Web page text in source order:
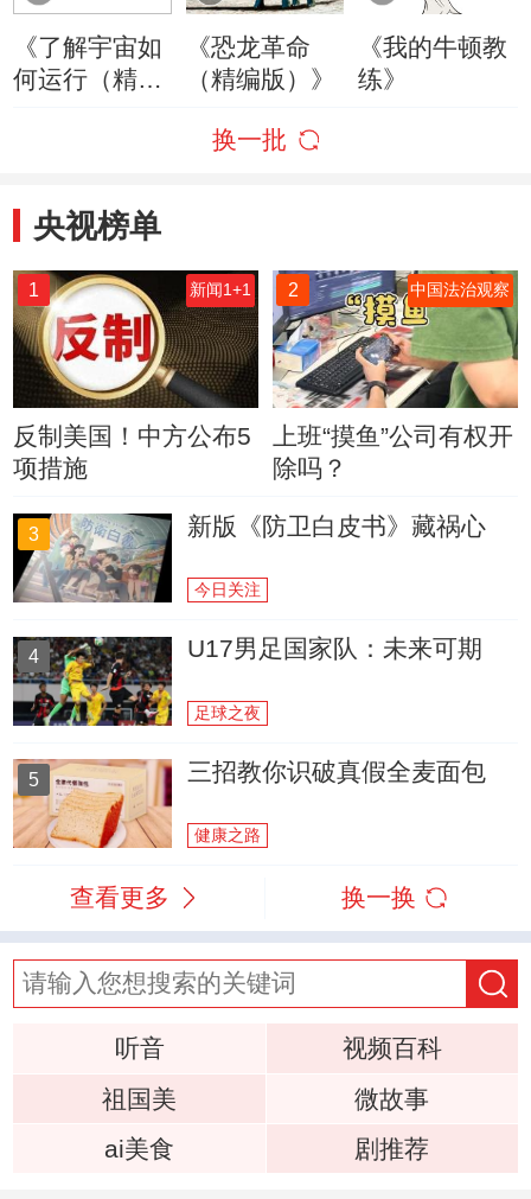
《了解宇宙如
何运行（精编
《恐龙革命
（精编版）》
《我的牛顿教
练》
换一批
央视榜单
1 新闻1+1
反制美国！中方公布5
项措施
2 中国法治观察
上班“摸鱼”公司有权开
除吗？
3 新版《防卫白皮书》藏祸心
今日关注
4 U17男足国家队：未来可期
足球之夜
5 三招教你识破真假全麦面包
健康之路
查看更多 换一换
听音
视频百科
祖国美
微故事
ai美食
剧推荐